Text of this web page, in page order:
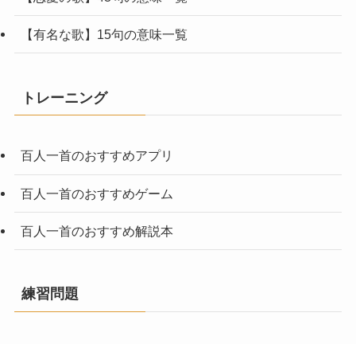
【有名な歌】15句の意味一覧
トレーニング
百人一首のおすすめアプリ
百人一首のおすすめゲーム
百人一首のおすすめ解説本
練習問題